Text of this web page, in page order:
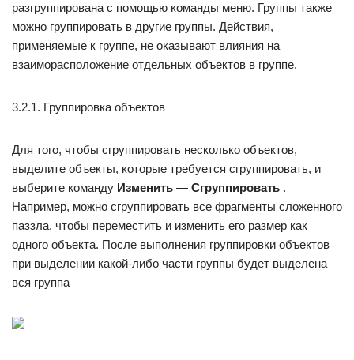
разгруппирована с помощью команды меню. Группы также
можно группировать в другие группы. Действия,
применяемые к группе, не оказывают влияния на
взаиморасположение отдельных объектов в группе.
3.2.1. Группировка объектов
Для того, чтобы сгруппировать несколько объектов,
выделите объекты, которые требуется сгруппировать, и
выберите команду Изменить — Сгруппировать .
Например, можно сгруппировать все фрагменты сложенного
паззла, чтобы переместить и изменить его размер как
одного объекта. После выполнения группировки объектов
при выделении какой-либо части группы будет выделена
вся группа